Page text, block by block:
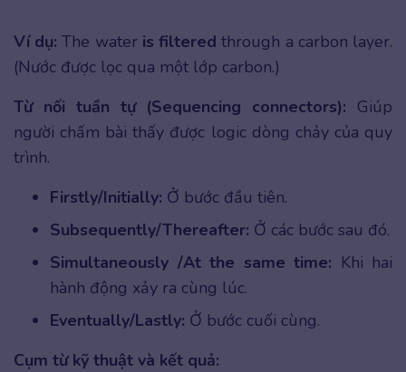
Ví dụ:The water is filtered through a carbon layer.
(Nước được lọc qua một lớp carbon.)
Từ nối tuần tự (Sequencing connectors): Giúp
người chấm bài thấy được logic dòng chảy của quy
trình.
Firstly/Initially: Ở bước đầu tiên.
Subsequently/Thereafter: Ở các bước sau đó.
Simultaneously /At the same time: Khi hai
hành động xảy ra cùng lúc.
Eventually/Lastly: Ở bước cuối cùng.
Cụm từ kỹ thuật và kết quả: